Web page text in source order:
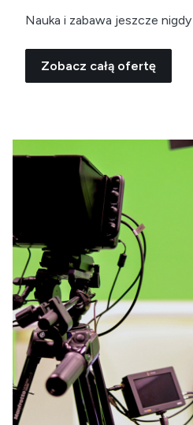
Nauka i zabawa jeszcze
Zobacz całą ofertę